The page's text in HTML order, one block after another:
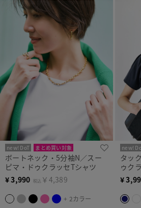
new! DoT まとめ買い対象
ボートネック・5分袖N／スー
ピマ・ドゥクラッセTシャツ
¥3,990 税込 ￥4,389
+ 2カラー
new!
タッ
ゥク
¥